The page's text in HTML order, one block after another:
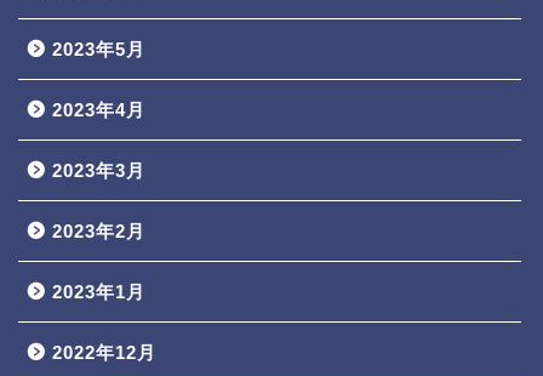
2023年5月
2023年4月
2023年3月
2023年2月
2023年1月
2022年12月